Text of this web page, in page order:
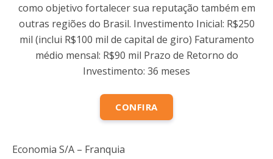
como objetivo fortalecer sua reputação também em
outras regiões do Brasil. Investimento Inicial: R$250
mil (inclui R$100 mil de capital de giro) Faturamento
médio mensal: R$90 mil Prazo de Retorno do
Investimento: 36 meses
CONFIRA
Economia S/A – Franquia